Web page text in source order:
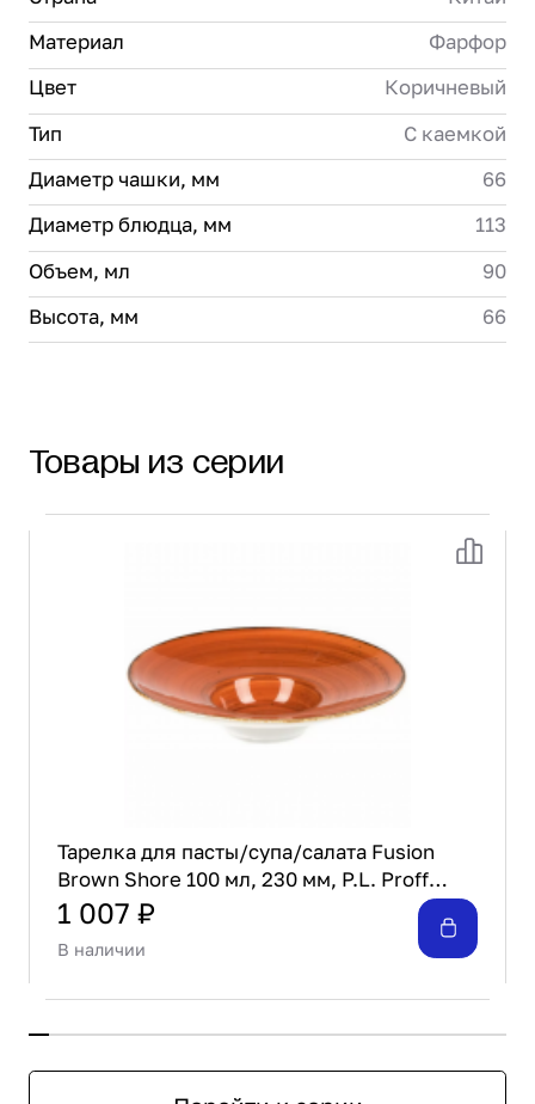
Материал
Фарфор
Цвет
Коричневый
Тип
С каемкой
Диаметр чашки, мм
66
Диаметр блюдца, мм
113
Объем, мл
90
Высота, мм
66
Товары из серии
Тарелка для пасты/супа/салата Fusion
Brown Shore 100 мл, 230 мм, P.L. Proff
Cuisine
1 007 ₽
В наличии